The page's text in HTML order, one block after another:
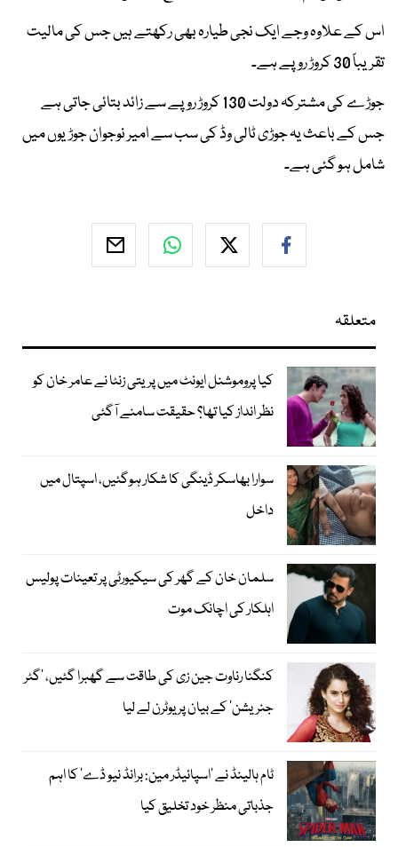
اس کے علاوہ وجے ایک نجی طیارہ بھی رکھتے ہیں جس کی مالیت
تقریباً 30 کروڑ روپے ہے۔
جوڑے کی مشترکہ دولت 130 کروڑ روپے سے زائد بتائی جاتی ہے
جس کے باعث یہ جوڑی ٹالی وڈ کی سب سے امیر نوجوان جوڑیوں میں
شامل ہو گئی ہے۔
متعلقہ
کیا پروموشنل ایونٹ میں پریتی زنٹا نے عامر خان کو
نظر انداز کیا تھا؟ حقیقت سامنے آگئی
سوارا بھاسکر ڈینگی کا شکار ہوگئیں، اسپتال میں
داخل
سلمان خان کے گھر کی سیکیورٹی پر تعینات پولیس
اہلکار کی اچانک موت
کنگنا رناوت جین زی کی طاقت سے گھبرا گئیں، ’گٹر
جنریشن‘ کے بیان پر یوٹرن لے لیا
ٹام ہالینڈ نے ’اسپائیڈر مین: برانڈ نیو ڈے‘ کا اہم
جذباتی منظر خود تخلیق کیا